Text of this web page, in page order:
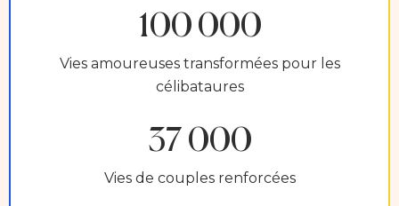
100 000
Vies amoureuses transformées pour les
célibataures
37 000
Vies de couples renforcées